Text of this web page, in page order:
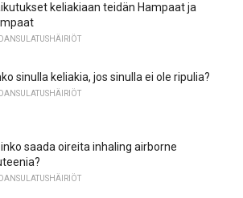
keliakiaan teidän Hampaat ja
sinulla keliakia, jos sinulla ei ole ripulia?
saada oireita inhaling airborne